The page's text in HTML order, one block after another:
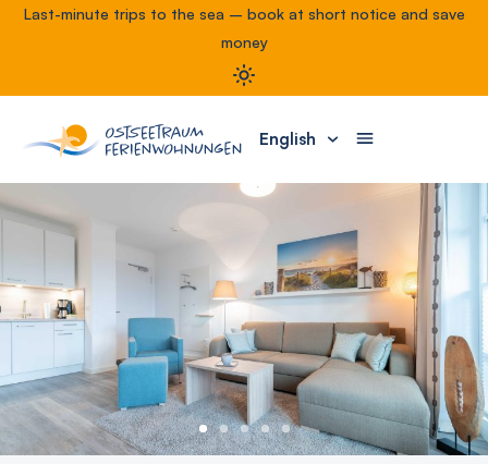
Last-minute trips to the sea – book at short notice and save
money
English